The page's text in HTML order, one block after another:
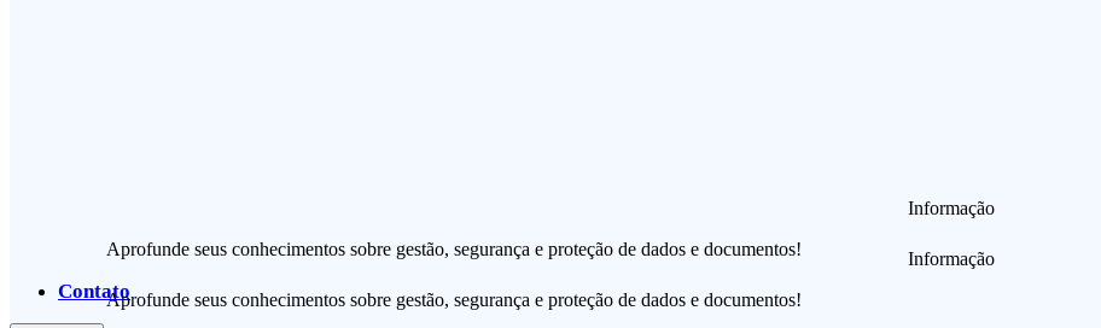
Informação
Aprofunde seus conhecimentos sobre gestão, segurança e proteção de dados e documentos!
Informação
Aprofunde seus conhecimentos sobre gestão, segurança e proteção de dados e documentos!
Contato